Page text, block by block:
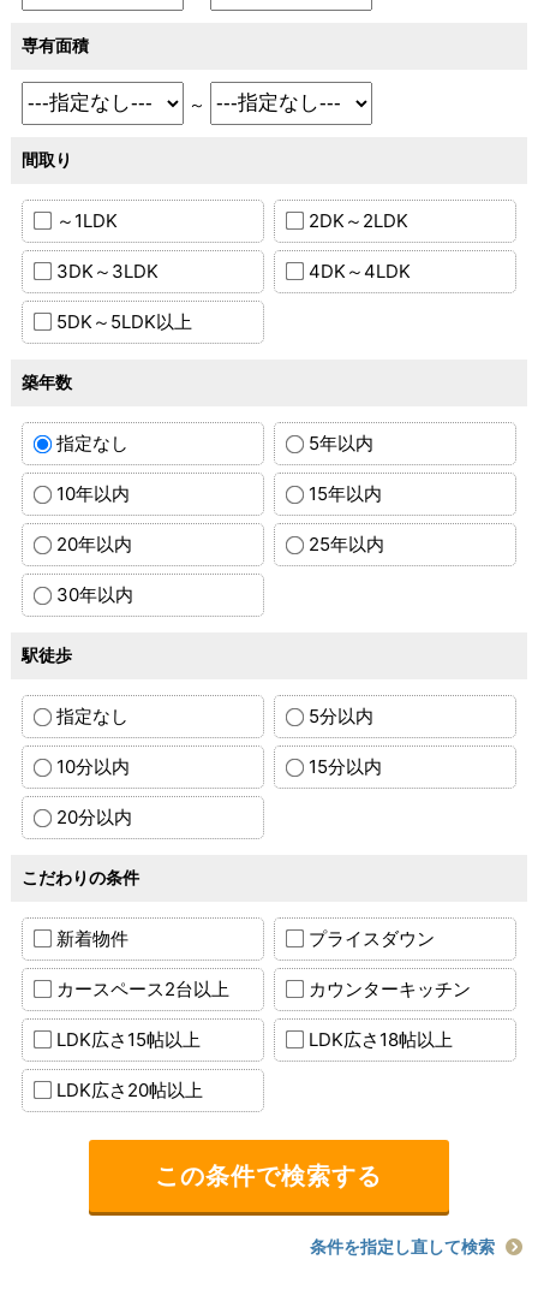
専有面積
～
間取り
～1LDK 2DK～2LDK
3DK～3LDK 4DK～4LDK
5DK～5LDK以上
築年数
指定なし 5年以内
10年以内 15年以内
20年以内 25年以内
30年以内
駅徒歩
指定なし 5分以内
10分以内 15分以内
20分以内
こだわりの条件
新着物件 プライスダウン
カースペース2台以上 カウンターキッチン
LDK広さ15帖以上 LDK広さ18帖以上
LDK広さ20帖以上
条件を指定し直して検索